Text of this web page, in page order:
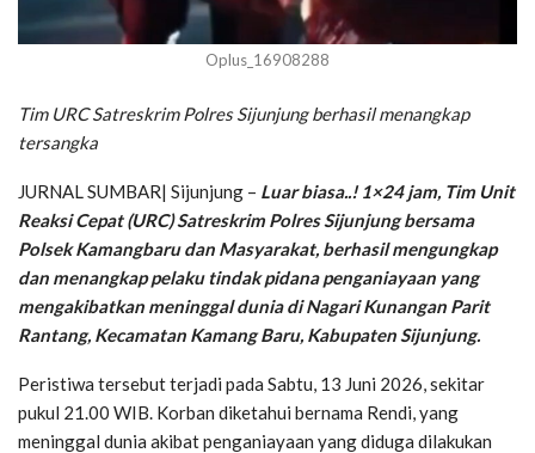
Oplus_16908288
Tim URC Satreskrim Polres Sijunjung berhasil menangkap
tersangka
JURNAL SUMBAR| Sijunjung – Luar biasa..! 1×24 jam, Tim Unit
Reaksi Cepat (URC) Satreskrim Polres Sijunjung bersama
Polsek Kamangbaru dan Masyarakat, berhasil mengungkap
dan menangkap pelaku tindak pidana penganiayaan yang
mengakibatkan meninggal dunia di Nagari Kunangan Parit
Rantang, Kecamatan Kamang Baru, Kabupaten Sijunjung.
Peristiwa tersebut terjadi pada Sabtu, 13 Juni 2026, sekitar
pukul 21.00 WIB. Korban diketahui bernama Rendi, yang
meninggal dunia akibat penganiayaan yang diduga dilakukan